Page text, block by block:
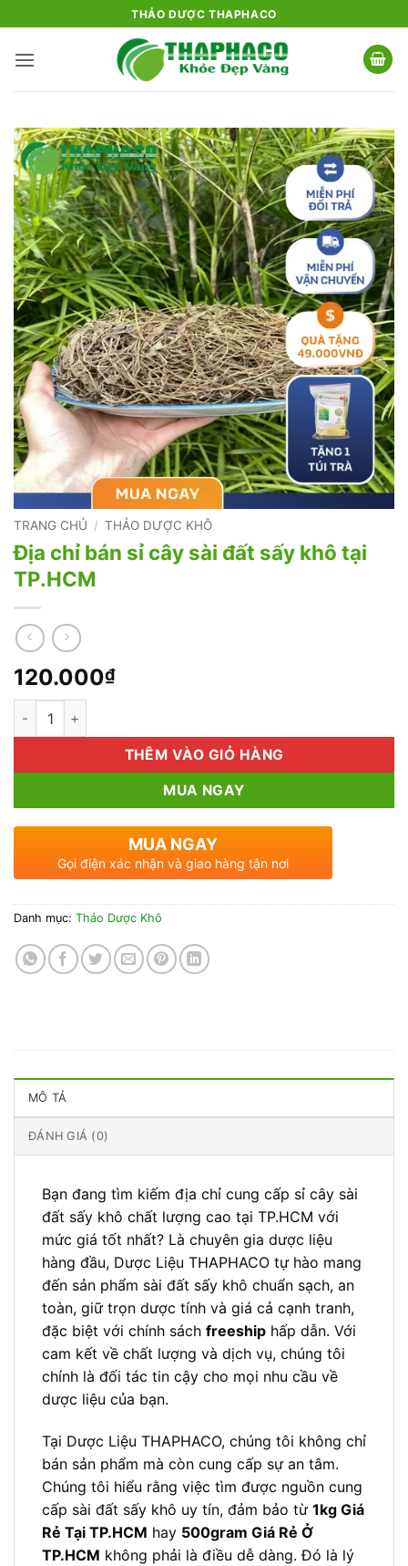
qua
nội
THẢO DƯỢC THAPHACO
TRANG CHỦ / THẢO DƯỢC KHÔ
Địa chỉ bán sỉ cây sài đất sấy khô tại
TP.HCM
120.000₫
Địa chỉ bán sỉ cây sài đất sấy khô tại TP.HCM số lượng
THÊM VÀO GIỎ HÀNG
MUA NGAY
MUA NGAY
Gọi điện xác nhận và giao hàng tận nơi
Danh mục: Thảo Dược Khô
MÔ TẢ
ĐÁNH GIÁ (0)
Bạn đang tìm kiếm địa chỉ cung cấp sỉ cây sài
đất sấy khô chất lượng cao tại TP.HCM với
mức giá tốt nhất? Là chuyên gia dược liệu
hàng đầu, Dược Liệu THAPHACO tự hào mang
đến sản phẩm sài đất sấy khô chuẩn sạch, an
toàn, giữ trọn dược tính và giá cả cạnh tranh,
đặc biệt với chính sách freeship hấp dẫn. Với
cam kết về chất lượng và dịch vụ, chúng tôi
chính là đối tác tin cậy cho mọi nhu cầu về
dược liệu của bạn.
Tại Dược Liệu THAPHACO, chúng tôi không chỉ
bán sản phẩm mà còn cung cấp sự an tâm.
Chúng tôi hiểu rằng việc tìm được nguồn cung
cấp sài đất sấy khô uy tín, đảm bảo từ 1kg Giá
Rẻ Tại TP.HCM hay 500gram Giá Rẻ Ở
TP.HCM không phải là điều dễ dàng. Đó là lý